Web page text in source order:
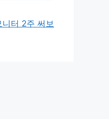
터 2주 써보